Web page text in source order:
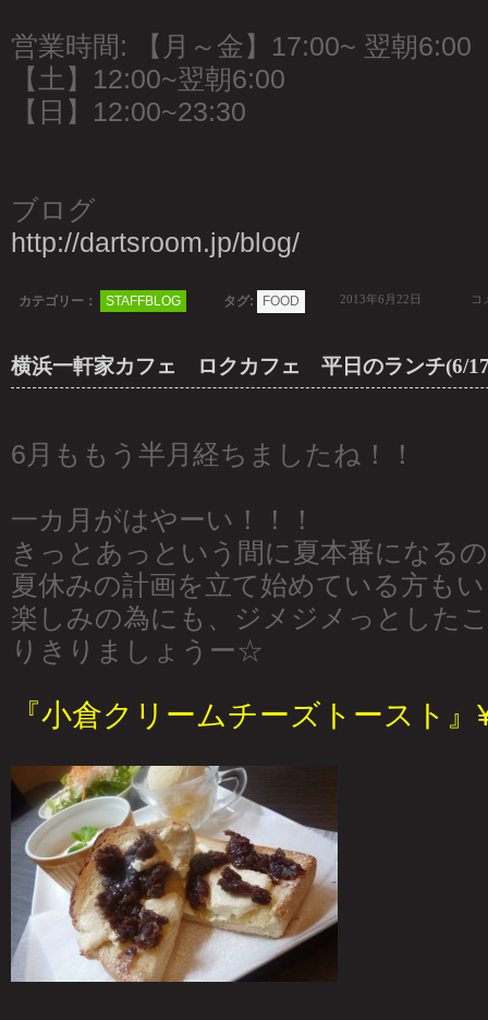
営業時間: 【月～金】17:00~ 翌朝6:00
【土】12:00~翌朝6:00
【日】12:00~23:30
ブログ
http://dartsroom.jp/blog/
カテゴリー： STAFFBLOG タグ: FOOD 2013年6月22日 コ
横浜一軒家カフェ ロクカフェ 平日のランチ(6/
6月ももう半月経ちましたね！！
一カ月がはやーい！！！
きっとあっという間に夏本番になる
夏休みの計画を立て始めている方も
楽しみの為にも、ジメジメっとした
りきりましょうー☆
『小倉クリームチーズトースト』